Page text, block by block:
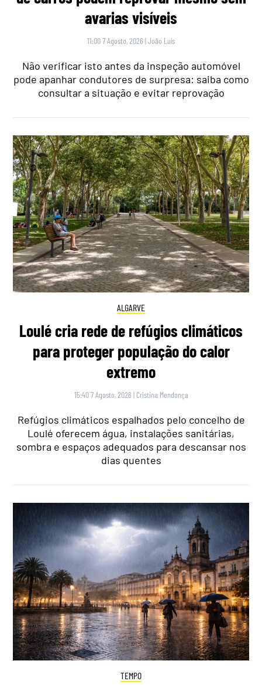
avarias visíveis
11:00 7 Agosto, 2026 |João Luís
Não verificar isto antes da inspeção automóvel
pode apanhar condutores de surpresa: saiba como
consultar a situação e evitar reprovação
ALGARVE
Loulé cria rede de refúgios climáticos
para proteger população do calor
extremo
15:40 7 Agosto, 2026 | Cristina Mendonça
Refúgios climáticos espalhados pelo concelho de
Loulé oferecem água, instalações sanitárias,
sombra e espaços adequados para descansar nos
dias quentes
TEMPO